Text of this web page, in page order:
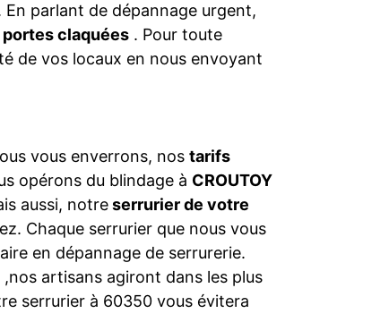
parlant de dépannage urgent,
portes claquées . Pour toute
de vos locaux en nous envoyant
vous enverrons, nos tarifs
opérons du blindage à CROUTOY
aussi, notreserrurier de votre
Chaque serrurier que nous vous
en dépannage de serrurerie.
artisans agiront dans les plus
serrurier à 60350 vous évitera